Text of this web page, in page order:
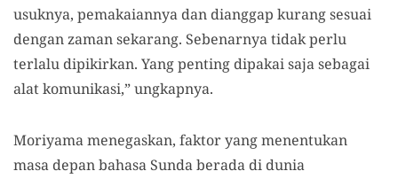
usuknya, pemakaiannya dan dianggap kurang sesuai
dengan zaman sekarang. Sebenarnya tidak perlu
terlalu dipikirkan. Yang penting dipakai saja sebagai
alat komunikasi,” ungkapnya.
Moriyama menegaskan, faktor yang menentukan
masa depan bahasa Sunda berada di dunia